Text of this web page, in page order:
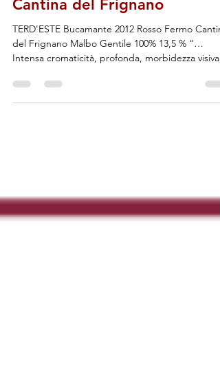
6 apr 2021
TERD'ESTE Bucamante 2012 -
Cantina del Frignano
TERD'ESTE Bucamante 2012 Rosso Fermo Cantina
Intensa cromaticità, profonda, morbidezza